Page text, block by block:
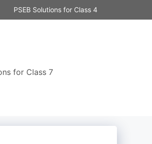
PSEB Solutions for Class 4
for Class 7